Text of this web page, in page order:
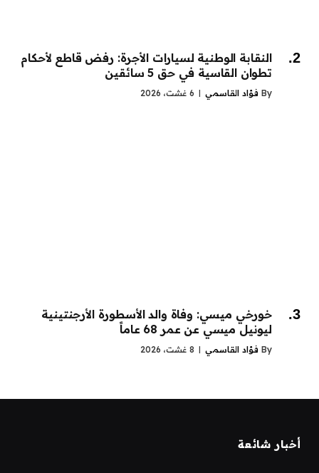
النقابة الوطنية لسيارات الأجرة: رفض قاطع لأحكام
تطوان القاسية في حق 5 سائقين
By فؤاد القاسمي 6 غشت، 2026
خورخي ميسي: وفاة والد الأسطورة الأرجنتينية
ليونيل ميسي عن عمر 68 عاماً
By فؤاد القاسمي 8 غشت، 2026
أخبار شائعة